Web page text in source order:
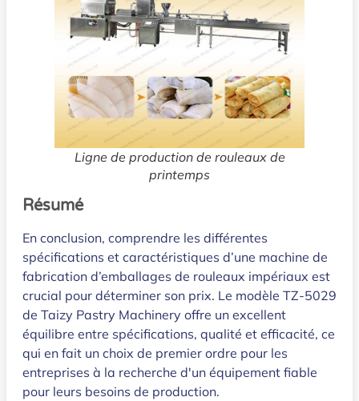
Ligne de production de rouleaux de
printemps
Résumé
En conclusion, comprendre les différentes
spécifications et caractéristiques d’une machine de
fabrication d’emballages de rouleaux impériaux est
crucial pour déterminer son prix. Le modèle TZ-5029
de Taizy Pastry Machinery offre un excellent
équilibre entre spécifications, qualité et efficacité, ce
qui en fait un choix de premier ordre pour les
entreprises à la recherche d'un équipement fiable
pour leurs besoins de production.